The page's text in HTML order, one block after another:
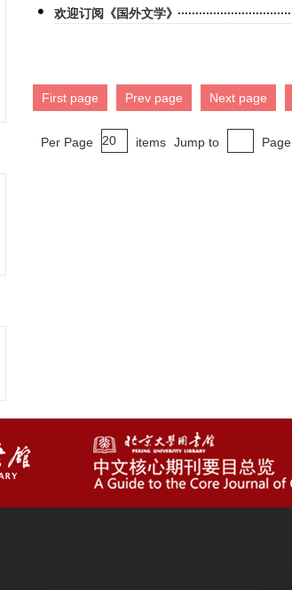
欢迎订阅《国外文学》
First page Prev page Next page
Per Page items Jump to Page